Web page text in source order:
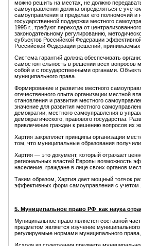
можно решить на местах, не должно
самоуправления должна определяться с
самоуправления в пределах его полномочий и
государственной поддержки местного
1995 г., требуют перехода от
зако­нодательному регулированию,
субъектов Российской Федерации
Российской Федерации решений,
Система гаран­тий должна обеспечивать
самостоятельность в решении всех вопросов
собой и с государственными органами.
муниципального права.
Формирование и развитие местного
отечественного опыта организации местной
становления и развития местного
значение для разви­тия местного
демократии, местного само­управления в
демократического, правово­го государства.
привлечение граждан к решению вопросов их
Хартия закрепляет принципы организации
том, что муниципальные образования
Хартия — это документ, который отражает
региональных властей Европы возможность
население, граждане в лице своих органов
Таким образом, Хартия дает мощный толчок
эффективных форм самоуправления с учетом
5. Муниципальное право РФ как наука
Муниципальное право является составной
предметом является изучение
регулируемые нормами муниципального